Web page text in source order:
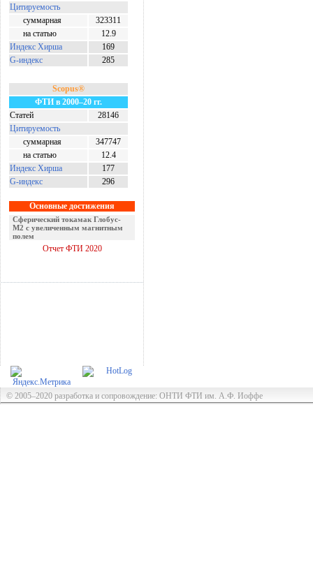
Цитируемость
суммарная
323311
на статью
12.9
Индекс Хирша
169
G-индекс
285
Scopus®
ФТИ в 2000–20 гг.
Статей
28146
Цитируемость
суммарная
347747
на статью
12.4
Индекс Хирша
177
G-индекс
296
Основные достижения
Сферический токамак Глобус-
М2 с увеличенным магнитным
полем
Отчет ФТИ 2020
© 2005–2020 разработка и сопровождение: ОНТИ ФТИ им. А.Ф. Иоффе